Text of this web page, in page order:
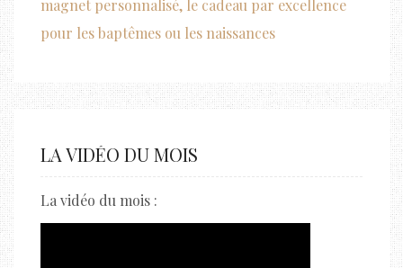
magnet personnalisé, le cadeau par excellence
pour les baptêmes ou les naissances
LA VIDÉO DU MOIS
La vidéo du mois :